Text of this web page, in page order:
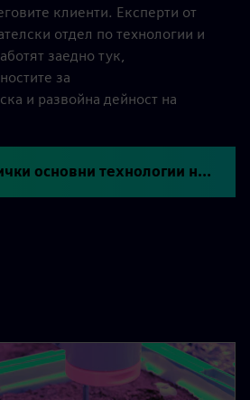
клиенти. Експерти от
отдел по технологии и
заедно тук,
за
и развойна дейност на
Обратно към всички основни технологии на Siemens